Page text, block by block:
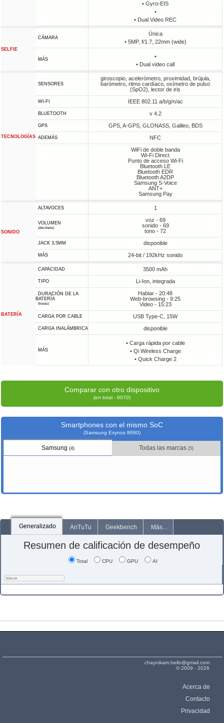
• Gyro-EIS
•
• Dual Video REC
SELFIE
CÁMARA
Única
• 5MP, f/1.7, 22mm (wide)
MÁS
•
• Dual video call
TECNOLOGÍAS
SENSORES
giroscopio, acelerómetro, proximidad, brújula,
barómetro, ritmo cardíaco, oxímetro de pulso
(SpO2), lector de iris
WI-FI IEEE 802.11 a/b/g/n/ac
BLUETOOTH v 4.2
GPS GPS, A-GPS, GLONASS, Galileo, BDS
ADEMÁS
NFC
WiFi de doble banda
Wi-Fi Direct
Punto de acceso Wi-Fi
Bluetooth LE
Bluetooth EDR
Bluetooth A2DP
Samsung S-Voice
ANT+
Samsung Pay
SONIDO
ALTAVOCES 1
VOLUMEN
(decibele)
voz - 69
sonido - 69
tono - 72
JACK 3,5MM disponible
MÁS 24-bit / 192kHz sonido
BATERÍA
CAPACIDAD 3500 mAh
TIPO Li-Ion, integrada
DURACIÓN DE LA
BATERÍA
(horas)
Hablar - 20:48
Web-browsing - 9:25
Video - 15:23
CARGA POR CABLE USB Type-C, 15W
CARGA INALÁMBRICA disponible
MÁS
• Carga rápida por cable
• Qi Wireless Charge
• Quick Charge 2
Comparar con otro dispositivo
(en total - 6070)
Smartphones con el mismo SoC
(Samsung Exynos 8890)
Samsung (4) Todas las marcas(5)
Generalizado AnTuTu Geekbench Más...
Resumen de calificación de desempeño
Total CPU GPU AI
chaynikam.hello@gmail.com
© 2009 - 2026
Acerca de
Contacto
Privacidad